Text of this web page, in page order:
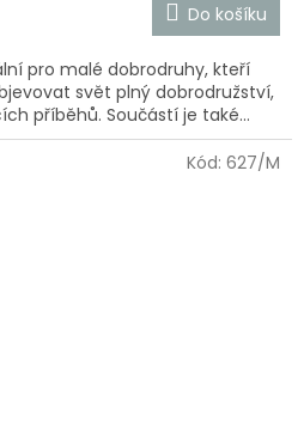
Do košíku
pro malé dobrodruhy, kteří
svět plný dobrodružství,
příběhů. Součástí je také...
Kód: 627/M